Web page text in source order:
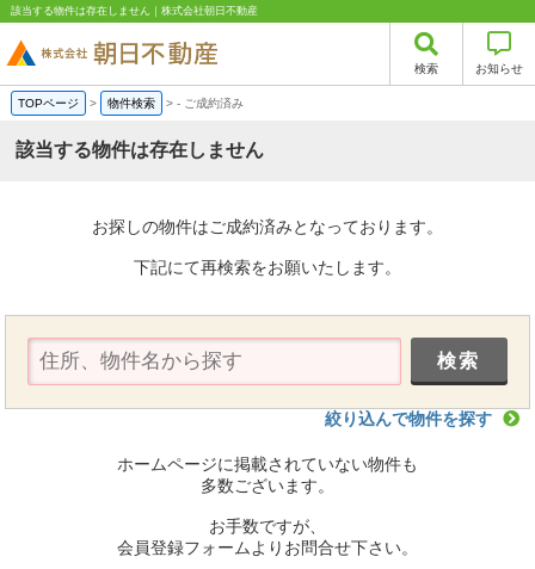
該当する物件は存在しません｜株式会社朝日不動産
検索 お知らせ
TOPページ > 物件検索 >- ご成約済み
該当する物件は存在しません
お探しの物件はご成約済みとなっております。
下記にて再検索をお願いたします。
絞り込んで物件を探す
ホームページに掲載されていない物件も
多数ございます。
お手数ですが、
会員登録フォームよりお問合せ下さい。